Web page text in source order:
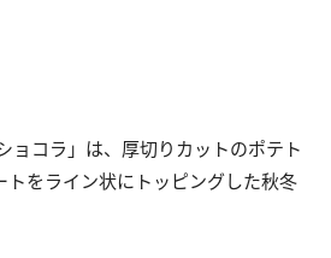
ョコラ」は、厚切りカットのポテト
トをライン状にトッピングした秋冬